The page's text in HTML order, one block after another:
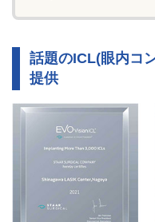
話題のICL(眼内コ
提供